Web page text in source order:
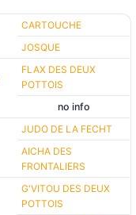
CARTOUCHE
JOSQUE
FLAX DES DEUX
POTTOIS
no info
JUDO DE LA FECHT
AICHA DES
FRONTALIERS
G'VITOU DES DEUX
POTTOIS